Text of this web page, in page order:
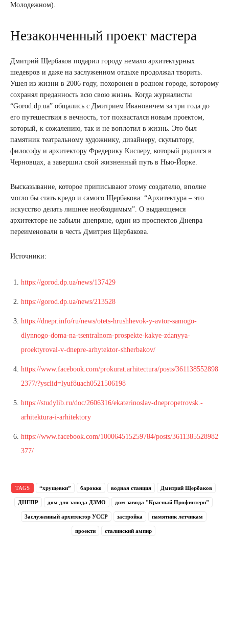
Молодежном).
Незаконченный проект мастера
Дмитрий Щербаков подарил городу немало архитектурных
шедевров и даже на заслуженном отдыхе продолжал творить.
Ушел из жизни в 2006 году, похоронен в родном городе, которому
сохранял преданность всю свою жизнь. Когда журналисты
“Gorod.dp.ua” общались с Дмитрием Ивановичем за три года до
его путешествия в вечность, тот похвастался новым проектом,
который, к сожалению, так и не воплотил в жизнь. Это был
памятник театральному художнику, дизайнеру, скульптору,
философу и архитектору Фредерику Кислеру, который родился в
Черновцах, а завершил свой жизненный путь в Нью-Йорке.
Высказывание, которое приписывают этому создателю, вполне
могло бы стать кредо и самого Щербакова: “Архитектура – ​​это
искусство делать лишнее необходимым”. О выдающемся
архитекторе не забыли днепряне, один из проспектов Днепра
переименовали в честь Дмитрия Щербакова.
Источники:
https://gorod.dp.ua/news/137429
https://gorod.dp.ua/news/213528
https://dnepr.info/ru/news/otets-hrushhevok-y-avtor-samogo-
dlynnogo-doma-na-tsentralnom-prospekte-kakye-zdanyya-
proektyroval-v-dnepre-arhytektor-shherbakov/
https://www.facebook.com/prokurat.arhitectura/posts/361138552898
2377/?ysclid=lyuf8uach0521506198
https://studylib.ru/doc/2606316/ekaterinoslav-dnepropetrovsk.-
arhitektura-i-arhitektory
https://www.facebook.com/100064515259784/posts/3611385528982
377/
TAGS “хрущевки” барокко водная станция Дмитрий Щербаков
ДНЕПР дом для завода ДЗМО дом завода "Красный Профинтерн"
Заслуженный архитектор УССР застройка памятник летчикам
проекти сталинский ампир